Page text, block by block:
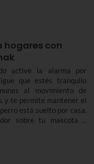
hogares con
active la alarma por
que estés tranquilo
al movimiento de
y te permite mantener el
está suelto por casa.
sobre tu mascota y